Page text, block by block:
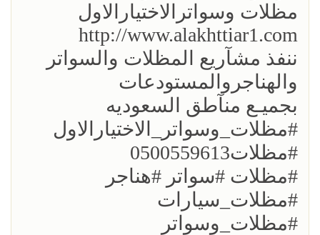
مظلات وسواترالاختيارالاول
http://www.alakhttiar1.com
ننفذ مشآريع المظلات والسواتر
والهناجروالمستودعات
بجميـع منآطق السعوديه
#مظلات_وسواتر_الاختيارالاول
#مظلات0500559613
#مظلات #سواتر #هناجر
#مظلات_سيارات
#مظلات_وسواتر